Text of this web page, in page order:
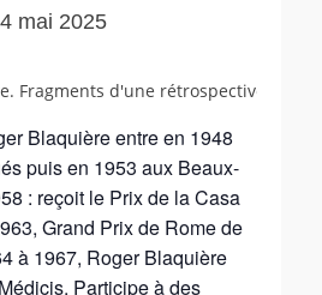
4 mai 2025
Blaquière entre en 1948
puis en 1953 aux Beaux-
: reçoit le Prix de la Casa
Grand Prix de Rome de
à 1967, Roger Blaquière
Participe à des